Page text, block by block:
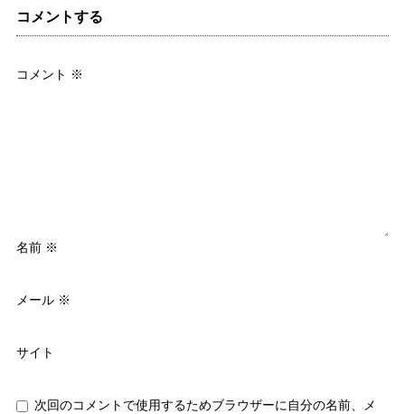
コメントする
コメント ※
名前 ※
メール ※
サイト
次回のコメントで使用するためブラウザーに自分の名前、メ